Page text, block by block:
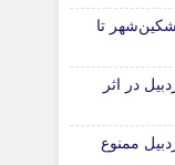
مشکین‌شهر تا
در اثر
ممنوع